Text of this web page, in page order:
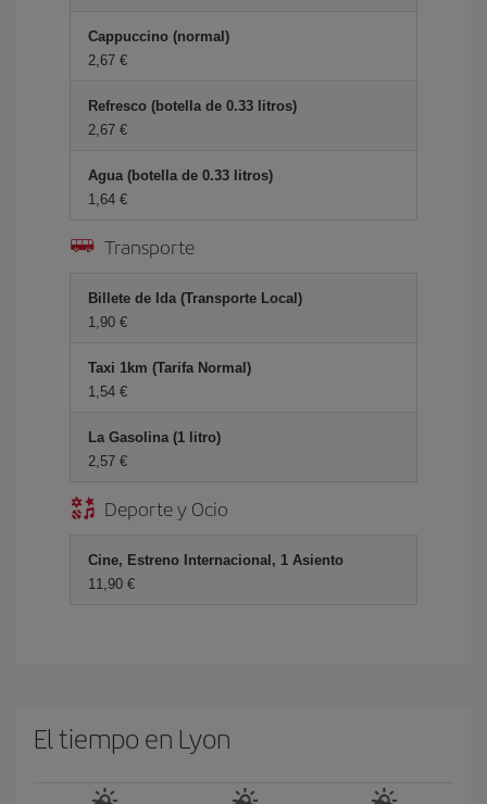
Cappuccino (normal)
2,67 €
Refresco (botella de 0.33 litros)
2,67 €
Agua (botella de 0.33 litros)
1,64 €
Transporte
Billete de Ida (Transporte Local)
1,90 €
Taxi 1km (Tarifa Normal)
1,54 €
La Gasolina (1 litro)
2,57 €
Deporte y Ocio
Cine, Estreno Internacional, 1 Asiento
11,90 €
El tiempo en Lyon